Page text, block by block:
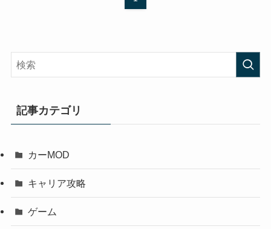
記事カテゴリ
カーMOD
キャリア攻略
ゲーム